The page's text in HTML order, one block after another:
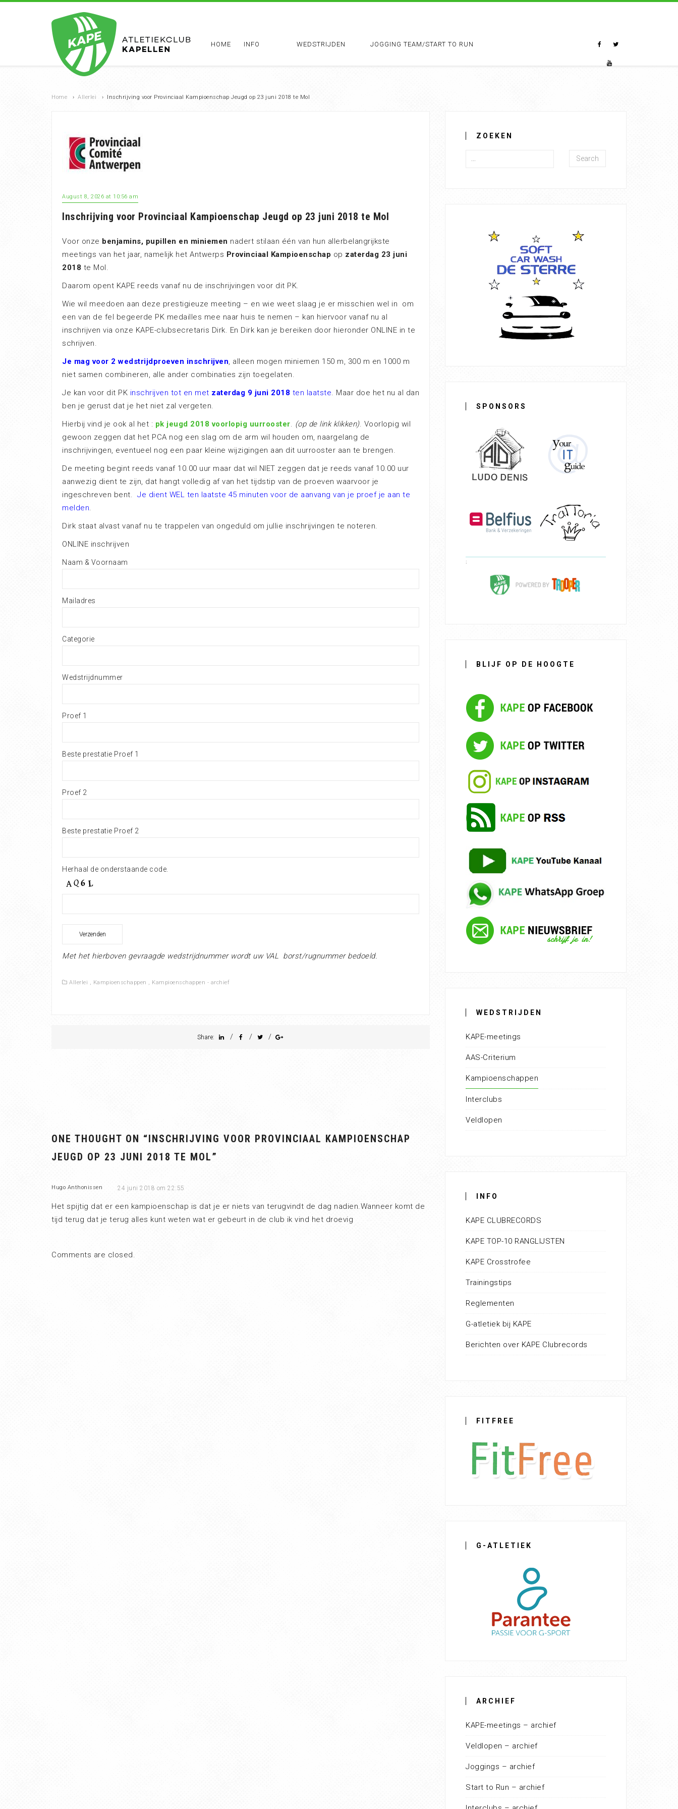
HOME INFO WEDSTRIJDEN JOGGING TEAM/START TO RUN
Home › Allerlei › Inschrijving voor Provinciaal Kampioenschap Jeugd op 23 juni 2018 te Mol
August 8, 2026 at 10:56 am
Inschrijving voor Provinciaal Kampioenschap Jeugd op 23 juni 2018 te Mol
Voor onze benjamins, pupillen en miniemen nadert stilaan één van hun allerbelangrijkste
meetings van het jaar, namelijk het Antwerps Provinciaal Kampioenschap op zaterdag 23 juni
2018 te Mol.
Daarom opent KAPE reeds vanaf nu de inschrijvingen voor dit PK.
Wie wil meedoen aan deze prestigieuze meeting – en wie weet slaag je er misschien wel in om
een van de fel begeerde PK medailles mee naar huis te nemen – kan hiervoor vanaf nu al
inschrijven via onze KAPE-clubsecretaris Dirk. En Dirk kan je bereiken door hieronder ONLINE in te
schrijven.
Je mag voor 2 wedstrijdproeven inschrijven, alleen mogen miniemen 150 m, 300 m en 1000 m
niet samen combineren, alle ander combinaties zijn toegelaten.
Je kan voor dit PK inschrijven tot en met zaterdag 9 juni 2018 ten laatste. Maar doe het nu al dan
ben je gerust dat je het niet zal vergeten.
Hierbij vind je ook al het : pk jeugd 2018 voorlopig uurrooster. (op de link klikken). Voorlopig wil
gewoon zeggen dat het PCA nog een slag om de arm wil houden om, naargelang de
inschrijvingen, eventueel nog een paar kleine wijzigingen aan dit uurrooster aan te brengen.
De meeting begint reeds vanaf 10.00 uur maar dat wil NIET zeggen dat je reeds vanaf 10.00 uur
aanwezig dient te zijn, dat hangt volledig af van het tijdstip van de proeven waarvoor je
ingeschreven bent. Je dient WEL ten laatste 45 minuten voor de aanvang van je proef je aan te
melden.
Dirk staat alvast vanaf nu te trappelen van ongeduld om jullie inschrijvingen te noteren.
ONLINE inschrijven
Naam & Voornaam
Mailadres
Categorie
Wedstrijdnummer
Proef 1
Beste prestatie Proef 1
Proef 2
Beste prestatie Proef 2
Herhaal de onderstaande code.
Met het hierboven gevraagde wedstrijdnummer wordt uw VAL borst/rugnummer bedoeld.
Allerlei , Kampioenschappen , Kampioenschappen - archief
Share: / / /
ONE THOUGHT ON “INSCHRIJVING VOOR PROVINCIAAL KAMPIOENSCHAP
JEUGD OP 23 JUNI 2018 TE MOL”
Hugo Anthonissen 24 juni 2018 om 22:55
Het spijtig dat er een kampioenschap is dat je er niets van terugvindt de dag nadien.Wanneer komt de
tijd terug dat je terug alles kunt weten wat er gebeurt in de club ik vind het droevig
Comments are closed.
ZOEKEN
Search
SPONSORS
BLIJF OP DE HOOGTE
WEDSTRIJDEN
KAPE-meetings
AAS-Criterium
Kampioenschappen
Interclubs
Veldlopen
INFO
KAPE CLUBRECORDS
KAPE TOP-10 RANGLIJSTEN
KAPE Crosstrofee
Trainingstips
Reglementen
G-atletiek bij KAPE
Berichten over KAPE Clubrecords
FITFREE
G-ATLETIEK
ARCHIEF
KAPE-meetings – archief
Veldlopen – archief
Joggings – archief
Start to Run – archief